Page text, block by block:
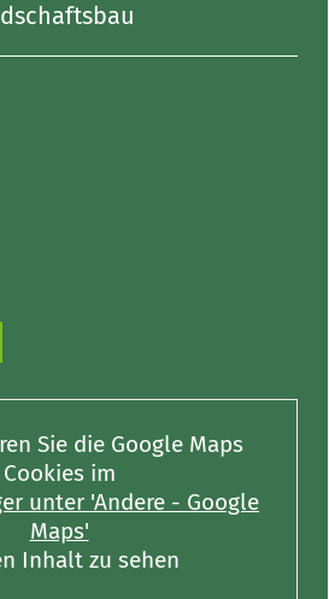
Sie die Google Maps
Cookies im
unter 'Andere - Google
Maps'
Inhalt zu sehen